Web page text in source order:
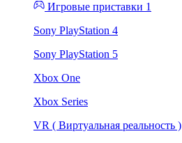
Игровые приставки 1
Sony PlayStation 4
Sony PlayStation 5
Xbox One
Xbox Series
VR ( Виртуальная реальность )